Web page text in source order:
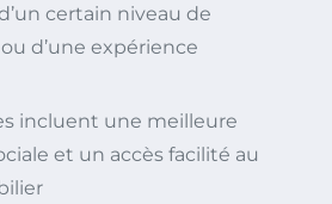
certain niveau de
d’une expérience
incluent une meilleure
et un accès facilité au